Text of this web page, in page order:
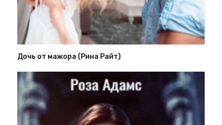
Дочь от мажора (Рина Райт)